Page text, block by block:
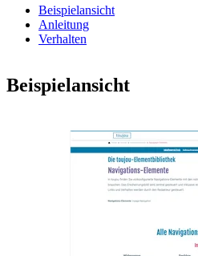
Beispielansicht
Anleitung
Verhalten
Beispielansicht